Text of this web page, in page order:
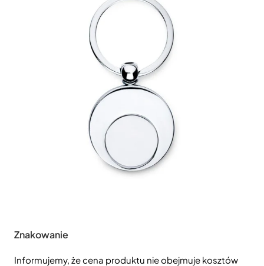
Znakowanie
Informujemy, że cena produktu nie obejmuje kosztów